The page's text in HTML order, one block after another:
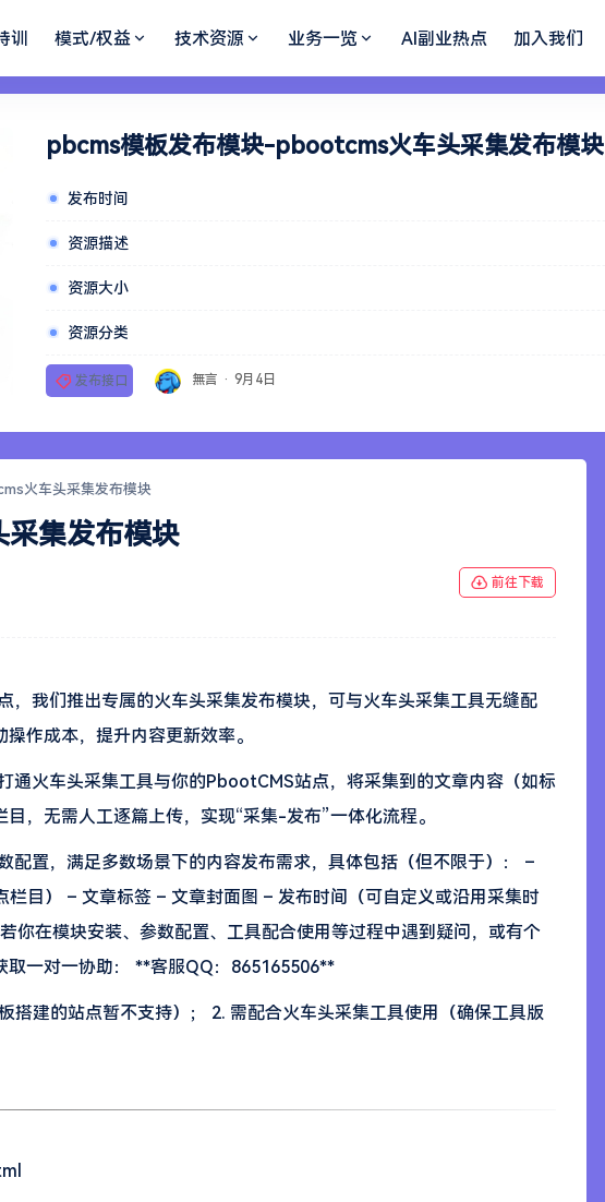
训 模式/权益 技术资源 业务一览 AI副业热点 加入我们
pbcms模板发布模块-pbootcms火车头采集发布模块
发布时间
资源描述
资源大小
资源分类
发布接口 無言 · 9月4日
火车头采集发布模块
集发布模块
前往下载
我们推出专属的火车头采集发布模块，可与火车头采集工具无缝配
作成本，提升内容更新效率。
火车头采集工具与你的PbootCMS站点，将采集到的文章内容（如标
，无需人工逐篇上传，实现“采集-发布”一体化流程。
置，满足多数场景下的内容发布需求，具体包括（但不限于）： –
目） – 文章标签 – 文章封面图 – 发布时间（可自定义或沿用采集时
在模块安装、参数配置、工具配合使用等过程中遇到疑问，或有个
取一对一协助： **客服QQ：865165506**
建的站点暂不支持）； 2. 需配合火车头采集工具使用（确保工具版